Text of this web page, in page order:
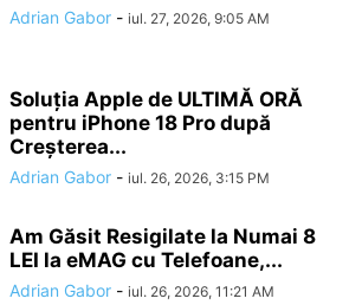
Adrian Gabor - iul. 27, 2026, 9:05 AM
Soluția Apple de ULTIMĂ ORĂ
pentru iPhone 18 Pro după
Creșterea...
Adrian Gabor - iul. 26, 2026, 3:15 PM
Am Găsit Resigilate la Numai 8
LEI la eMAG cu Telefoane,...
Adrian Gabor - iul. 26, 2026, 11:21 AM